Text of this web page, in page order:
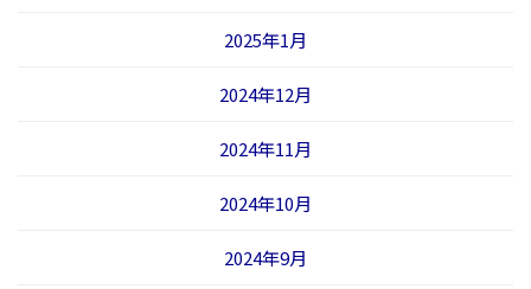
2025年1月
2024年12月
2024年11月
2024年10月
2024年9月